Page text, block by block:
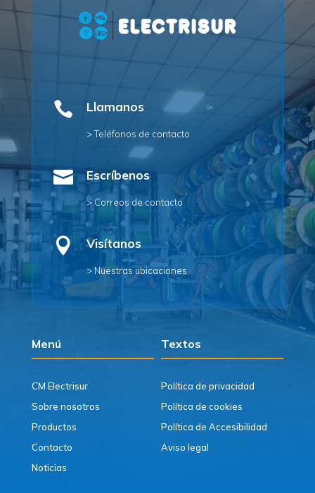
 Llamanos
> Teléfonos de contacto
 Escríbenos
> Correos de contacto
 Visítanos
> Nuestras ubicaciones
Menú Textos
CM Electrisur
Sobre nosotros
Productos
Contacto
Noticias
Política de privacidad
Política de cookies
Política de Accesibilidad
Aviso legal